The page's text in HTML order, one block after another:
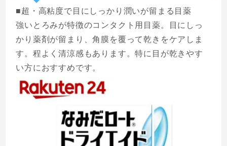
■超・高粘度で目にしっかり潤いが留まる目薬
強いとろみが特徴のコンタクト用目薬。目にしっ
かり薬剤が留まり、角膜を覆って乾きをケアしま
す。程よく清涼感もあります。特に目が乾きやす
い方におすすめです。